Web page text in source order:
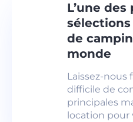
L’une
de
monde
Laissez-nous
difficile de
principales
location pour